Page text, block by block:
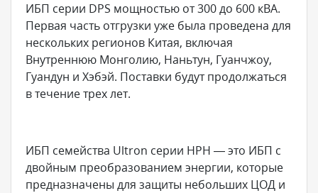
ИБП серии DPS мощностью от 300 до 600 кВА.
Первая часть отгрузки уже была проведена для
нескольких регионов Китая, включая
Внутреннюю Монголию, Наньтун, Гуанчжоу,
Гуандун и Хэбэй. Поставки будут продолжаться
в течение трех лет.
ИБП семейства Ultron серии HPH — это ИБП с
двойным преобразованием энергии, которые
предназначены для защиты небольших ЦОД и